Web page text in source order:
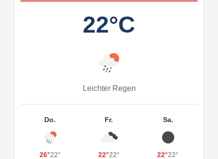
22°C
Leichter Regen
Do.
26°22°
Fr.
22°22°
Sa.
22°22°